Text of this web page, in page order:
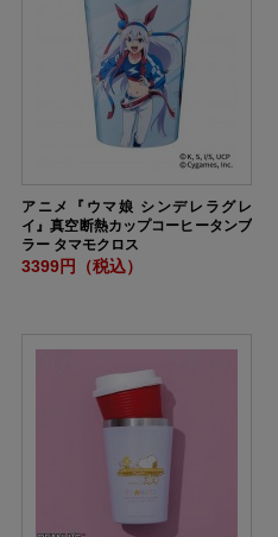
アニメ『ウマ娘 シンデレラグレ
イ』真空断熱カップコーヒータンブ
ラー タマモクロス
3399円（税込）